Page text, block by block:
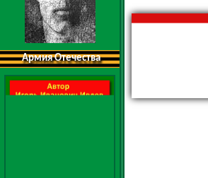
Армия Отечества